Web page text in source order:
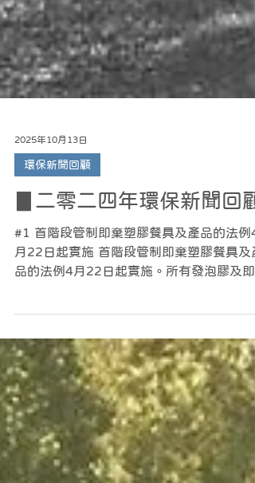
環保新聞回顧
▊二零二四年環保新聞回顧
#1 首階段管制即棄塑膠餐具及產品的法例4
品的法例4月22日起實施。所有發泡膠及即
而外賣同樣禁止使用發泡膠餐具、膠飲管、
刀叉、膠匙、膠碟等；不過膠杯、膠杯蓋、
碗、膠盒仍然可以使用，商戶...